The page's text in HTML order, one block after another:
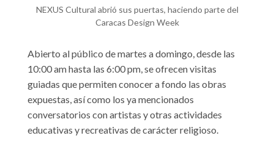
NEXUS Cultural abrió sus puertas, haciendo parte del
Caracas Design Week
Abierto al público de martes a domingo, desde las
10:00 am hasta las 6:00 pm, se ofrecen visitas
guiadas que permiten conocer a fondo las obras
expuestas, así como los ya mencionados
conversatorios con artistas y otras actividades
educativas y recreativas de carácter religioso.